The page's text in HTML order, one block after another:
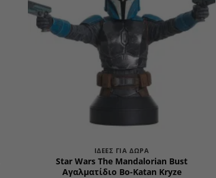
ΙΔΈΕΣ ΓΙΑ ΔΏΡΑ
Star Wars The Mandalorian Bust
Αγαλματίδιο Bo-Katan Kryze